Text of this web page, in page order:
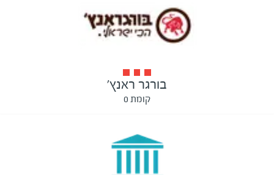
בורגר ראנץ'
קומת 0